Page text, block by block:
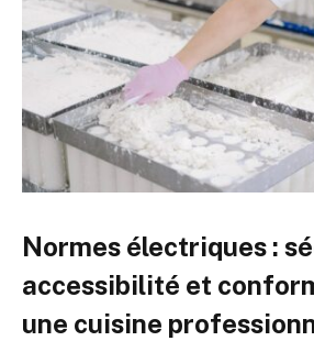
Normes électriques :
accessibilité et
une cuisine